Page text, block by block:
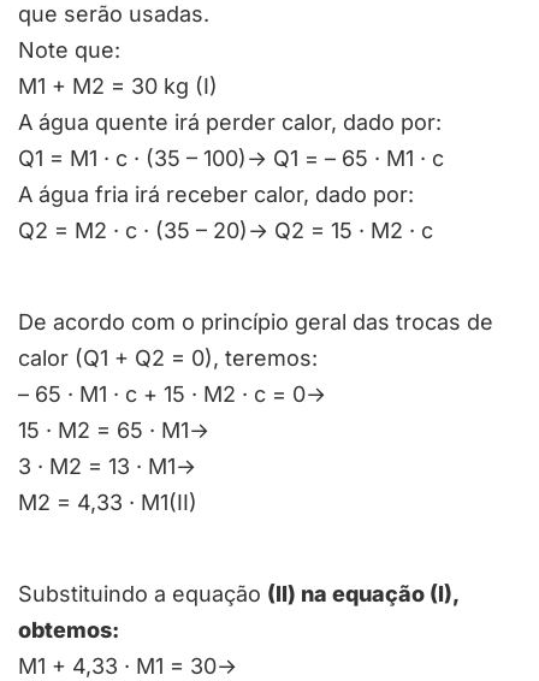
que serão usadas.
Note que:
M1 + M2 = 30 kg (I)
A água quente irá perder calor, dado por:
Q1 = M1 · c · (35 – 100)→ Q1 = – 65 · M1 · c
A água fria irá receber calor, dado por:
Q2 = M2 · c · (35 – 20)→ Q2 = 15 · M2 · c
De acordo com o princípio geral das trocas de
calor (Q1 + Q2 = 0), teremos:
– 65 · M1 · c + 15 · M2 · c = 0→
15 · M2 = 65 · M1→
3 · M2 = 13 · M1→
M2 = 4,33 · M1(II)
Substituindo a equação (II) na equação (I),
obtemos:
M1 + 4,33 · M1 = 30→